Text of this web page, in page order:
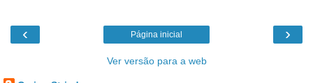
‹ ›
Página inicial
Ver versão para a web